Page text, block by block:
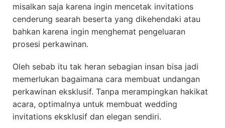
misalkan saja karena ingin mencetak invitations
cenderung searah beserta yang dikehendaki atau
bahkan karena ingin menghemat pengeluaran
prosesi perkawinan.
Oleh sebab itu tak heran sebagian insan bisa jadi
memerlukan bagaimana cara membuat undangan
perkawinan eksklusif. Tanpa merampingkan hakikat
acara, optimalnya untuk membuat wedding
invitations eksklusif dan elegan sendiri.